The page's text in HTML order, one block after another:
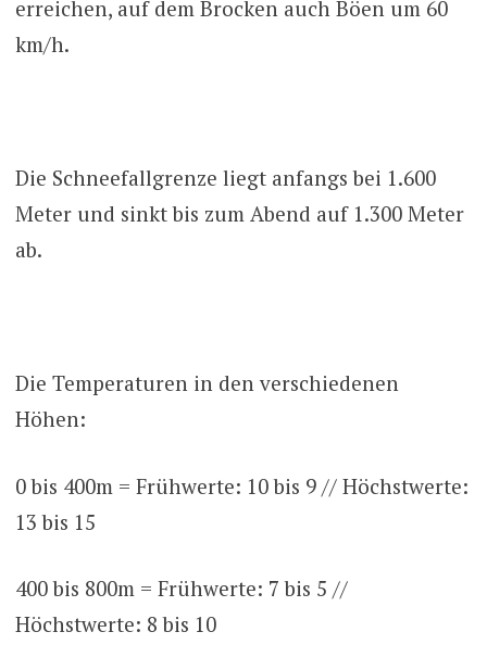
erreichen, auf dem Brocken auch Böen um 60
km/h.
Die Schneefallgrenze liegt anfangs bei 1.600
Meter und sinkt bis zum Abend auf 1.300 Meter
ab.
Die Temperaturen in den verschiedenen
Höhen:
0 bis 400m = Frühwerte: 10 bis 9 // Höchstwerte:
13 bis 15
400 bis 800m = Frühwerte: 7 bis 5 //
Höchstwerte: 8 bis 10